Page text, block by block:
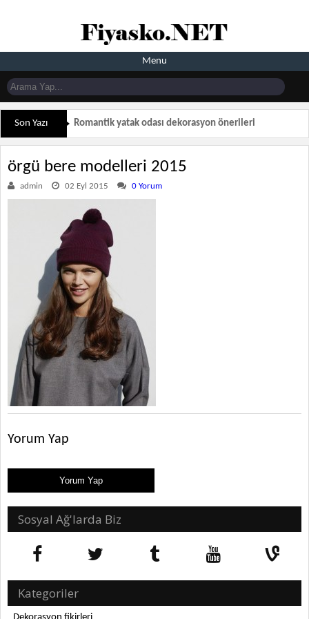
Menu
Son Yazı Romantik yatak odası dekorasyon önerileri
örgü bere modelleri 2015
admin 02 Eyl 2015 0 Yorum
Yorum Yap
Sosyal Ağ'larda Biz
Kategoriler
Dekorasyon fikirleri